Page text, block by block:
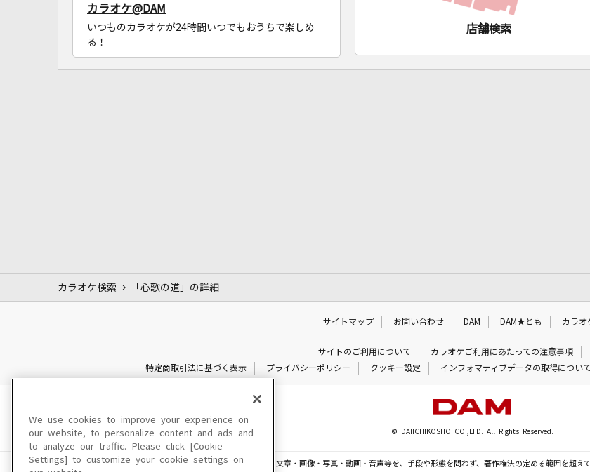
カラオケ@DAM
いつものカラオケが24時間いつでもおうちで楽しめ
る！
店舗検索
カラオケ検索 「心歌の道」の詳細
サイトマップ お問い合わせ DAM DAM★とも カラオ
サイトのご利用について カラオケご利用にあたっての注意事項
特定商取引法に基づく表示
プライバシーポリシー クッキー設定 インフォマティブデータの取得について
© DAIICHIKOSHO CO.,LTD. All Rights Reserved.
このサイトに掲載されている一切の文章・画像・写真・動画・音声等を、手段や形態を問わず、著作権法の定める範囲を超え
We use cookies to improve your experience on
our website, to personalize content and ads and
to analyze our traffic. Please click [Cookie
Settings] to customize your cookie settings on